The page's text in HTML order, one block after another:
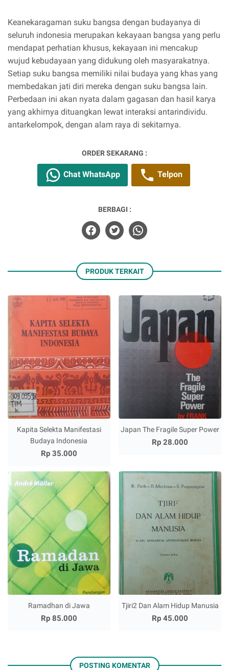
Keanekaragaman suku bangsa dengan budayanya di
seluruh indonesia merupakan kekayaan bangsa yang perlu
mendapat perhatian khusus, kekayaan ini mencakup
wujud kebudayaan yang didukung oleh masyarakatnya.
Setiap suku bangsa memiliki nilai budaya yang khas yang
membedakan jati diri mereka dengan suku bangsa lain.
Perbedaan ini akan nyata dalam gagasan dan hasil karya
yang akhirnya dituangkan lewat interaksi antarindividu.
antarkelompok, dengan alam raya di sekitarnya.
ORDER SEKARANG :
Chat WhatsApp Telpon
BERBAGI :
PRODUK TERKAIT
Kapita Selekta Manifestasi
Budaya Indonesia
Rp 35.000
Japan The Fragile Super Power
Rp 28.000
Ramadhan di Jawa
Rp 85.000
Tjiri2 Dan Alam Hidup Manusia
Rp 45.000
POSTING KOMENTAR